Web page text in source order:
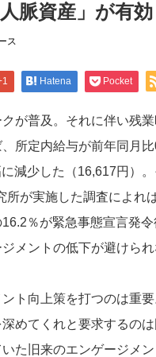
脈資産」が有効
ス
Hatena Pocket
が普及。それに伴い残
所定内給与が前年同月
減少した（16,617円）
所が実施した調査によれ
％が緊急事態宣言発
メントの低下が避けられ
ト向上策を打つのは重
めてくれと要求するの
た旧来のエンゲージメ